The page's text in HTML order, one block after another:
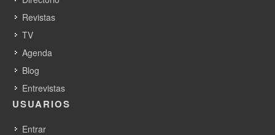
Revistas
TV
Agenda
Blog
Entrevistas
USUARIOS
Entrar